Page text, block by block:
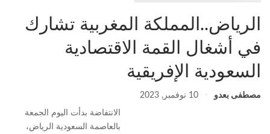
الرياض..المملكة المغربية تشارك
في أشغال القمة الاقتصادية
السعودية الإفريقية
مصطفى بعدو 10 نوفمبر, 2023
الانتفاضة بدأت اليوم الجمعة
بالعاصمة السعودية الرياض،